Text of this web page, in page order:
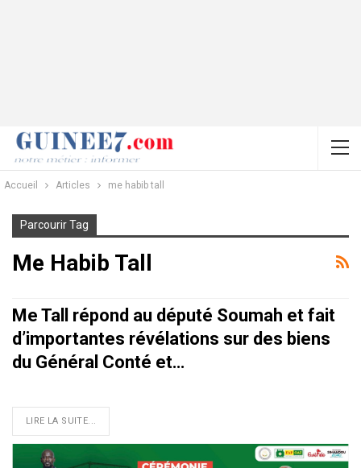
Accueil Articles me habib tall
Parcourir Tag
Me Habib Tall
Me Tall répond au député Soumah et fait
d’importantes révélations sur des biens
du Général Conté et…
LIRE LA SUITE...